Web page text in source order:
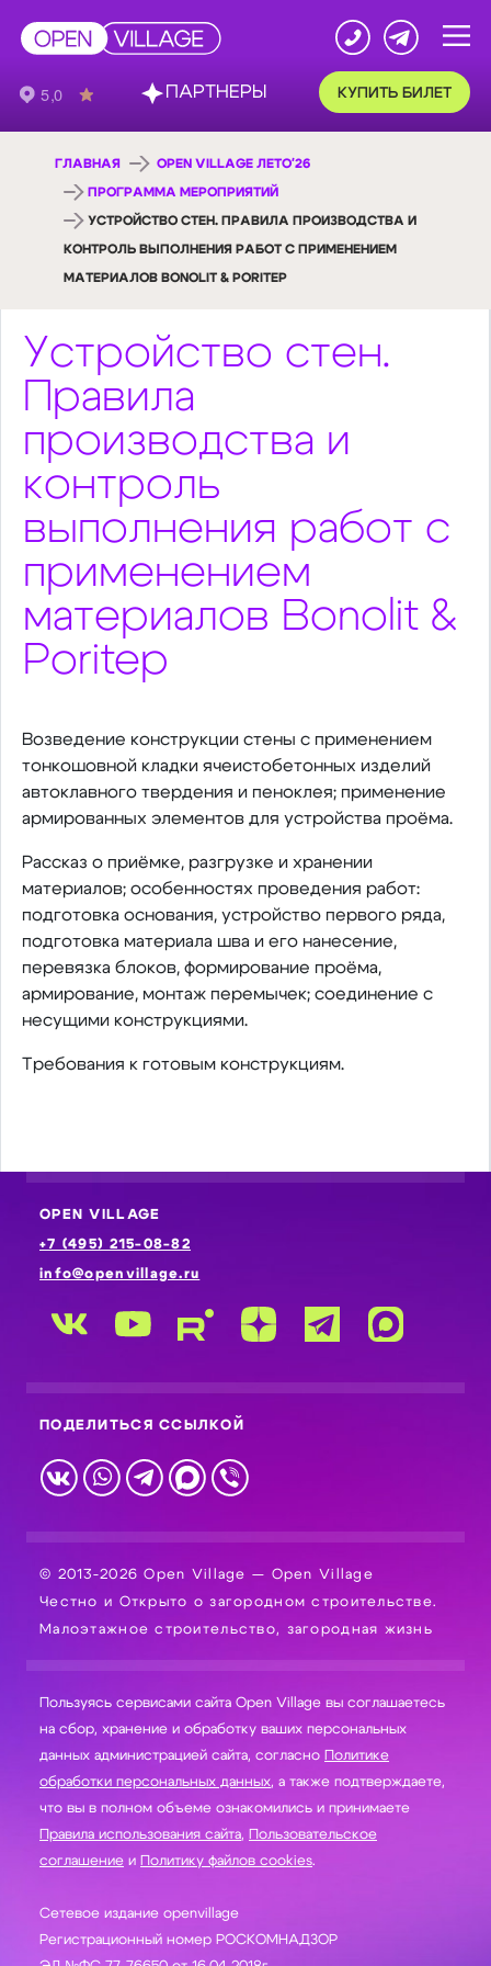
КУПИТЬ БИЛЕТ
ГЛАВНАЯ OPEN VILLAGE ЛЕТО'26
ПРОГРАММА МЕРОПРИЯТИЙ
УСТРОЙСТВО СТЕН. ПРАВИЛА ПРОИЗВОДСТВА И
КОНТРОЛЬ ВЫПОЛНЕНИЯ РАБОТ С ПРИМЕНЕНИЕМ
МАТЕРИАЛОВ BONOLIT & PORITEP
Устройство стен.
Правила
производства и
контроль
выполнения работ с
применением
материалов Bonolit &
Poritep
Возведение конструкции стены с применением
тонкошовной кладки ячеистобетонных изделий
автоклавного твердения и пеноклея; применение
армированных элементов для устройства проёма.
Рассказ о приёмке, разгрузке и хранении
материалов; особенностях проведения работ:
подготовка основания, устройство первого ряда,
подготовка материала шва и его нанесение,
перевязка блоков, формирование проёма,
армирование, монтаж перемычек; соединение с
несущими конструкциями.
Требования к готовым конструкциям.
OPEN VILLAGE
+7 (495) 215-08-82
info@openvillage.ru
ПОДЕЛИТЬСЯ ССЫЛКОЙ
© 2013-2026 Open Village — Open Village
Честно и Открыто о загородном строительстве.
Малоэтажное строительство, загородная жизнь
Пользуясь сервисами сайта Open Village вы соглашаетесь
на сбор, хранение и обработку ваших персональных
данных администрацией сайта, согласно Политике
обработки персональных данных, а также подтверждаете,
что вы в полном объеме ознакомились и принимаете
Правила использования сайта, Пользовательское
соглашение и Политику файлов cookies.
Сетевое издание openvillage
Регистрационный номер РОСКОМНАДЗОР